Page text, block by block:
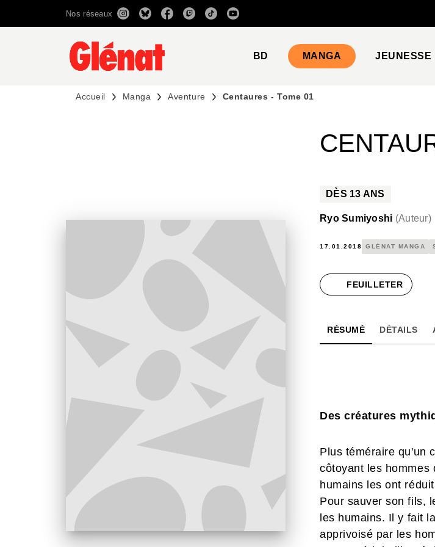
RECHERCHE CONTENU
Nos réseaux
BD MANGA JEUNESSE
Accueil Manga Aventure Centaures - Tome 01
DÈS 13 ANS
Ryo Sumiyoshi (Auteur)
17.01.2018 GLÉNAT MANGA
FEUILLETER
RÉSUMÉ DÉTAILS
Des créatures
Plus téméraire qu'un
côtoyant les hommes
humains les ont
Pour sauver son fils,
les humains. Il y fait
apprivoisé par les